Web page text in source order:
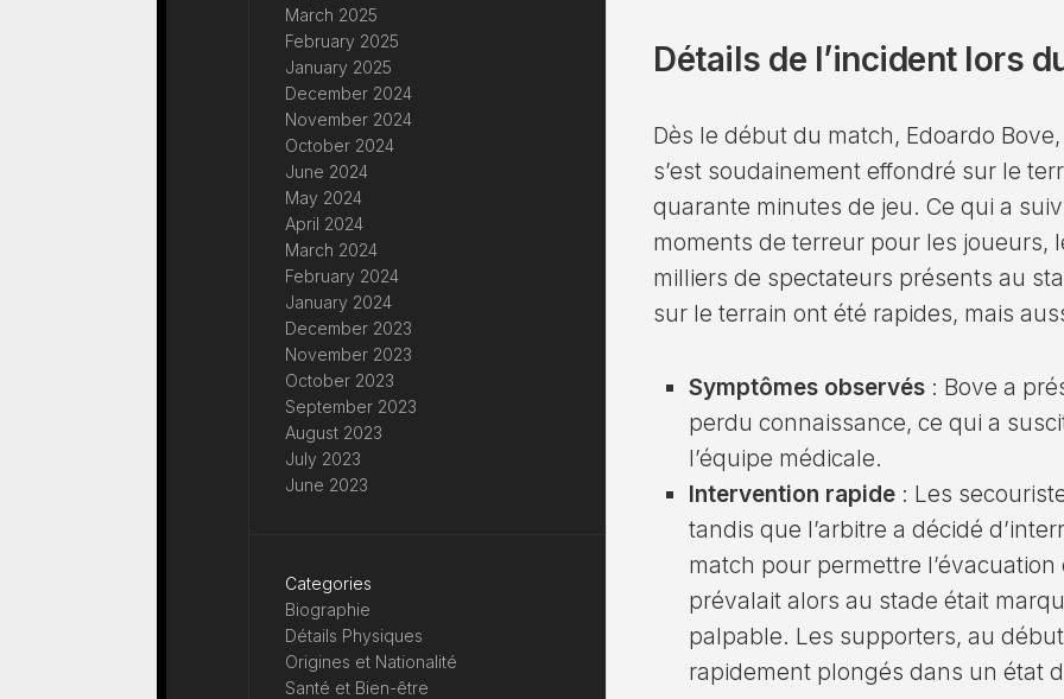
Détails de l’incident lors
Dès le début du match, Edoardo
s’est soudainement effondré sur le
quarante minutes de jeu. Ce qui a
moments de terreur pour les joueurs,
milliers de spectateurs présents au
sur le terrain ont été rapides, mais
Symptômes observés : Bove a
perdu connaissance, ce qui a
l’équipe médicale.
Intervention rapide : Les
tandis que l’arbitre a décidé
match pour permettre l’évacuation
prévalait alors au stade était
palpable. Les supporters, au
rapidement plongés dans un état
March 2025
February 2025
January 2025
December 2024
November 2024
October 2024
June 2024
May 2024
April 2024
March 2024
February 2024
January 2024
December 2023
November 2023
October 2023
September 2023
August 2023
July 2023
June 2023
Categories
Biographie
Détails Physiques
Origines et Nationalité
Santé et Bien-être